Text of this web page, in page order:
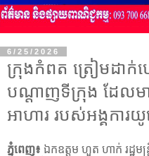
6/25/2026
ក្រុង​កំពត ត្រៀមដាក់
បណ្តាញទីក្រុង ដែល​មា
អាហារ របស់អង្គការ
ភ្នំពេញ៖ ឯកឧត្តម ហួត ហាក់ រដ្ឋម